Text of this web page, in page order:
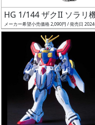
ー
タ
ー
HG 1/144 ザクII ソラリ
メーカー希望小売価格 2,090円 / 発売日